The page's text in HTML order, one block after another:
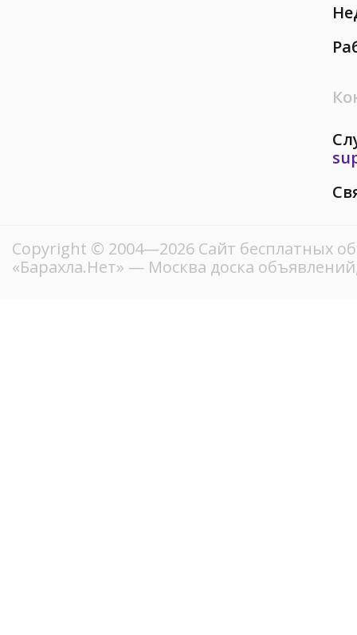
Copyright © 2004—2026 Сайт бесплатных
«Барахла.Нет» — Москва доска